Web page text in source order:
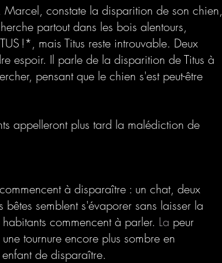
constate la disparition de son chien,
partout dans les bois alentours,
!*, mais Titus reste introuvable. Deux
espoir. Il parle de la disparition de Titus à
pensant que le chien s'est peut-être
appelleront plus tard la malédiction de
à disparaître : un chat, deux
semblent s'évaporer sans laisser la
commencent à parler. La peur
tournure encore plus sombre en
de disparaître.